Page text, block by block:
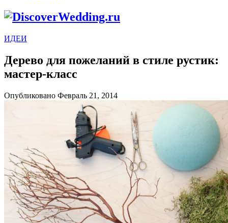
ИДЕИ
Дерево для пожеланий в стиле рустик:
мастер-класс
Опубликовано Февраль 21, 2014